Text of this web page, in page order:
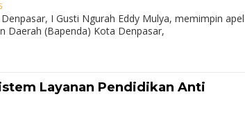
I Gusti Ngurah Eddy Mulya, memimpin apel
Daerah (Bapenda) Kota Denpasar,
Layanan Pendidikan Anti